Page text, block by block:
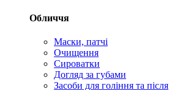
Обличчя
Маски, патчі
Очищення
Сироватки
Догляд за губами
Засоби для гоління та після